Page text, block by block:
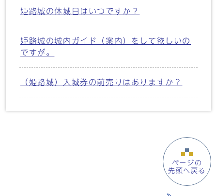
姫路城の休城日はいつですか？
姫路城の城内ガイド（案内）をして欲しいの
ですが。
（姫路城）入城券の前売りはありますか？
ページの
先頭へ戻る